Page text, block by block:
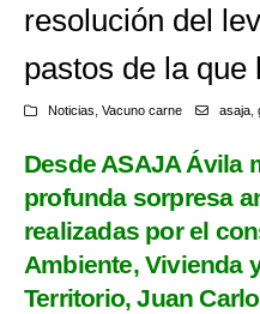
resolución del
pastos de la que
Noticias Vacuno carne asaja,
Desde ASAJA Ávila
profunda sorpresa
realizadas por el
Ambiente, Vivienda
Territorio, Juan